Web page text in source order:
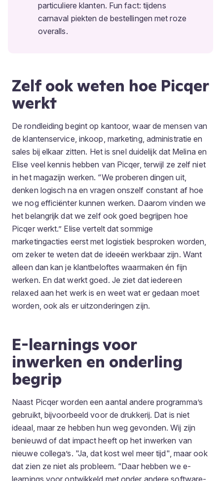
particuliere klanten. Fun fact: tijdens
carnaval piekten de bestellingen met roze
overalls.
Zelf ook weten hoe Picqer
werkt
De rondleiding begint op kantoor, waar de mensen van
de klantenservice, inkoop, marketing, administratie en
sales bij elkaar zitten. Het is snel duidelijk dat Melina en
Elise veel kennis hebben van Picqer, terwijl ze zelf niet
in het magazijn werken. “We proberen dingen uit,
denken logisch na en vragen onszelf constant af hoe
we nog efficiënter kunnen werken. Daarom vinden we
het belangrijk dat we zelf ook goed begrijpen hoe
Picqer werkt.” Elise vertelt dat sommige
marketingacties eerst met logistiek besproken worden,
om zeker te weten dat de ideeën werkbaar zijn. Want
alleen dan kan je klantbeloftes waarmaken én fijn
werken. En dat werkt goed. Je ziet dat iedereen
relaxed aan het werk is en weet wat er gedaan moet
worden, ook als er uitzonderingen zijn.
E-learnings voor
inwerken en onderling
begrip
Naast Picqer worden een aantal andere programma’s
gebruikt, bijvoorbeeld voor de drukkerij. Dat is niet
ideaal, maar ze hebben hun weg gevonden. Wij zijn
benieuwd of dat impact heeft op het inwerken van
nieuwe collega’s. "Ja, dat kost wel meer tijd", maar ook
dat zien ze niet als probleem. “Daar hebben we e-
learnings voor ontwikkeld met onder andere software-,